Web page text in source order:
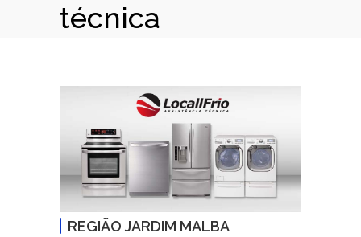
técnica
na região Jardim
Malba
REGIÃO JARDIM MALBA